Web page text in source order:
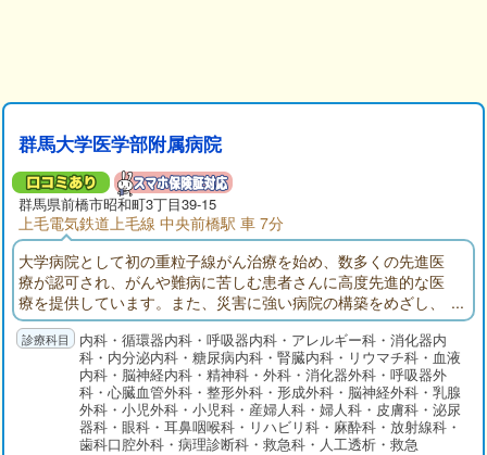
群馬大学医学部附属病院
群馬県前橋市昭和町3丁目39-15
上毛電気鉄道上毛線 中央前橋駅 車 7分
大学病院として初の重粒子線がん治療を始め、数多くの先進医
療が認可され、がんや難病に苦しむ患者さんに高度先進的な医
療を提供しています。また、災害に強い病院の構築をめざし、
県より災害拠点病院に指定されました。受診される患者さんや
ご家族の方へ良質かつ快適な療養環境を提供できるよう、職員
教育の充実と施設・設備の整備に鋭意努めております。
内科・循環器内科・呼吸器内科・アレルギー科・消化器内
科・内分泌内科・糖尿病内科・腎臓内科・リウマチ科・血液
内科・脳神経内科・精神科・外科・消化器外科・呼吸器外
科・心臓血管外科・整形外科・形成外科・脳神経外科・乳腺
外科・小児外科・小児科・産婦人科・婦人科・皮膚科・泌尿
器科・眼科・耳鼻咽喉科・リハビリ科・麻酔科・放射線科・
歯科口腔外科・病理診断科・救急科・人工透析・救急